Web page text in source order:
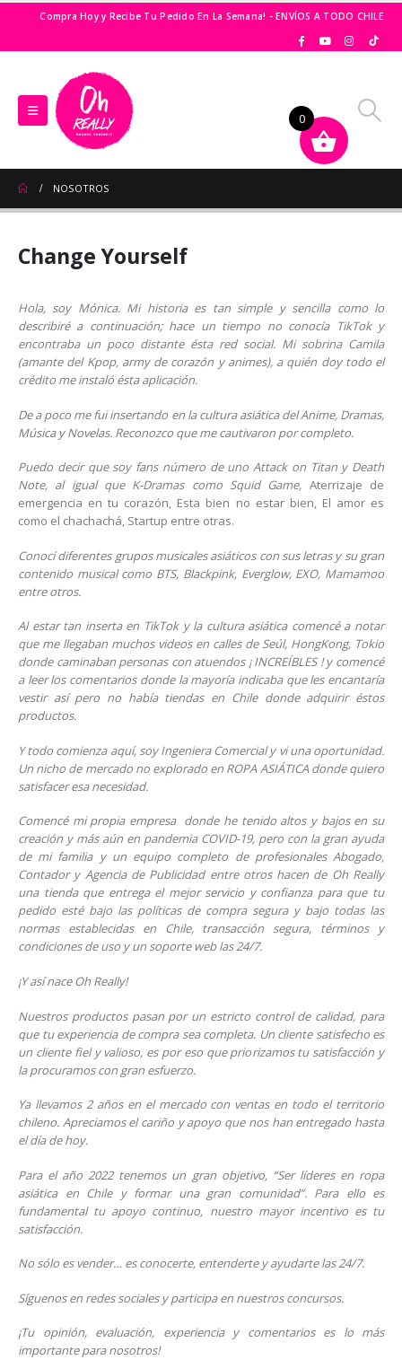
Compra Hoy y Recibe Tu Pedido En La Semana! - ENVÍOS A TODO CHILE
NOSOTROS
Change Yourself
Hola, soy Mónica. Mi historia es tan simple y sencilla como lo
describiré a continuación; hace un tiempo no conocía TikTok y
encontraba un poco distante ésta red social. Mi sobrina Camila
(amante del Kpop, army de corazón y animes), a quién doy todo el
crédito me instaló ésta aplicación.
De a poco me fui insertando en la cultura asiática del Anime, Dramas,
Música y Novelas. Reconozco que me cautivaron por completo.
Puedo decir que soy fans número de uno Attack on Titan y Death
Note, al igual que K-Dramas como Squid Game, Aterrizaje de
emergencia en tu corazón, Esta bien no estar bien, El amor es
como el chachachá, Startup entre otras.
Conocí diferentes grupos musicales asiáticos con sus letras y su gran
contenido musical como BTS, Blackpink, Everglow, EXO, Mamamoo
entre otros.
Al estar tan inserta en TikTok y la cultura asiática comencé a notar
que me llegaban muchos videos en calles de Seúl, HongKong, Tokio
donde caminaban personas con atuendos ¡ INCREÍBLES ! y comencé
a leer los comentarios donde la mayoría indicaba que les encantaría
vestir así pero no había tiendas en Chile donde adquirir éstos
productos.
Y todo comienza aquí, soy Ingeniera Comercial y vi una oportunidad.
Un nicho de mercado no explorado en ROPA ASIÁTICA donde quiero
satisfacer esa necesidad.
Comencé mi propia empresa donde he tenido altos y bajos en su
creación y más aún en pandemia COVID-19, pero con la gran ayuda
de mi familia y un equipo completo de profesionales Abogado,
Contador y Agencia de Publicidad entre otros hacen de Oh Really
una tienda que entrega el mejor servicio y confianza para que tu
pedido esté bajo las políticas de compra segura y bajo todas las
normas establecidas en Chile, transacción segura, términos y
condiciones de uso y un soporte web las 24/7.
¡Y así nace Oh Really!
Nuestros productos pasan por un estricto control de calidad, para
que tu experiencia de compra sea completa. Un cliente satisfecho es
un cliente fiel y valioso, es por eso que priorizamos tu satisfacción y
la procuramos con gran esfuerzo.
Ya llevamos 2 años en el mercado con ventas en todo el territorio
chileno. Apreciamos el cariño y apoyo que nos han entregado hasta
el día de hoy.
Para el año 2022 tenemos un gran objetivo, “Ser líderes en ropa
asiática en Chile y formar una gran comunidad”. Para ello es
fundamental tu apoyo continuo, nuestro mayor incentivo es tu
satisfacción.
No sólo es vender… es conocerte, entenderte y ayudarte las 24/7.
Síguenos en redes sociales y participa en nuestros concursos.
¡Tu opinión, evaluación, experiencia y comentarios es lo más
importante para nosotros!
0